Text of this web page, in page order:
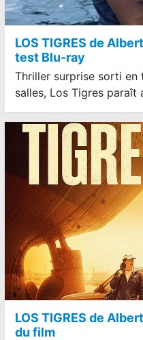
LOS TIGRES de
test Blu-ray
Thriller surprise sorti en
salles, Los Tigres
LOS TIGRES de
du film